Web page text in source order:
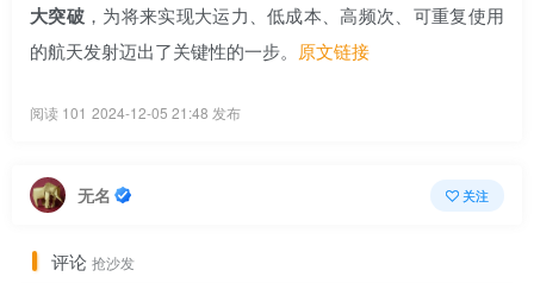
大突破，为将来实现大运力、低成本、高频次、可重复使用
的航天发射迈出了关键性的一步。 原文链接
阅读 101 2024-12-05 21:48 发布
无名 关注
评论 抢沙发